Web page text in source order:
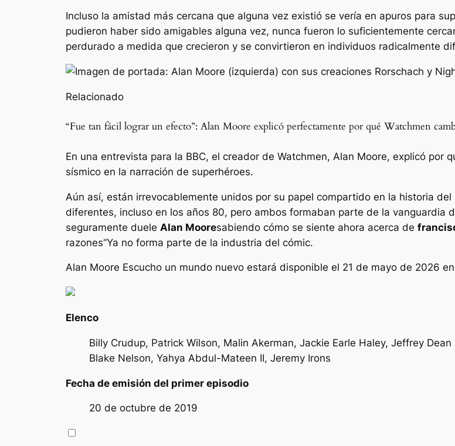
Incluso la amistad más cercana que alguna vez existió se vería en apuros para
pudieron haber sido amigables alguna vez, nunca fueron lo suficientemente
perdurado a medida que crecieron y se convirtieron en individuos radicalmente
Relacionado
“Fue tan fácil lograr un efecto”: Alan Moore explicó perfectamente por qué Watchmen
En una entrevista para la BBC, el creador de Watchmen, Alan Moore, explicó por
sísmico en la narración de superhéroes.
Aún así, están irrevocablemente unidos por su papel compartido en la historia
diferentes, incluso en los años 80, pero ambos formaban parte de la vanguardia
seguramente duele Alan Mooresabiendo cómo se siente ahora acerca de
razones“Ya no forma parte de la industria del cómic.
Alan Moore Escucho un mundo nuevo estará disponible el 21 de mayo de 2026
Elenco
Billy Crudup, Patrick Wilson, Malin Akerman, Jackie Earle Haley, Jeffrey
Blake Nelson, Yahya Abdul-Mateen II, Jeremy Irons
Fecha de emisión del primer episodio
20 de octubre de 2019